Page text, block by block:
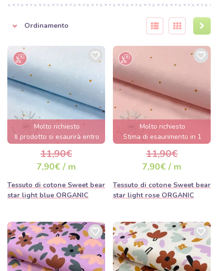
Ordinamento
Molto richiesto
Il prodotto si esaurirà entro
poche ore.
11,90€
7,90€ / m
Tessuto di cotone Sweet bear
star light blue ORGANIC
Molto richiesto
Stima di esaurimento in 1
giorno/i.
11,90€
7,90€ / m
Tessuto di cotone Sweet bear
star light rose ORGANIC